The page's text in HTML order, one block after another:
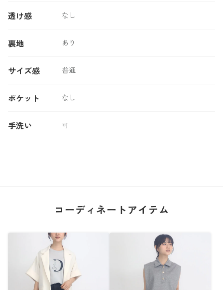
透け感 なし
裏地 あり
サイズ感 普通
ポケット なし
手洗い 可
コーディネートアイテム